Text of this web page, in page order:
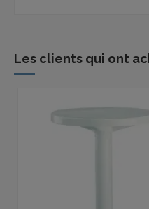
Les clients qui ont